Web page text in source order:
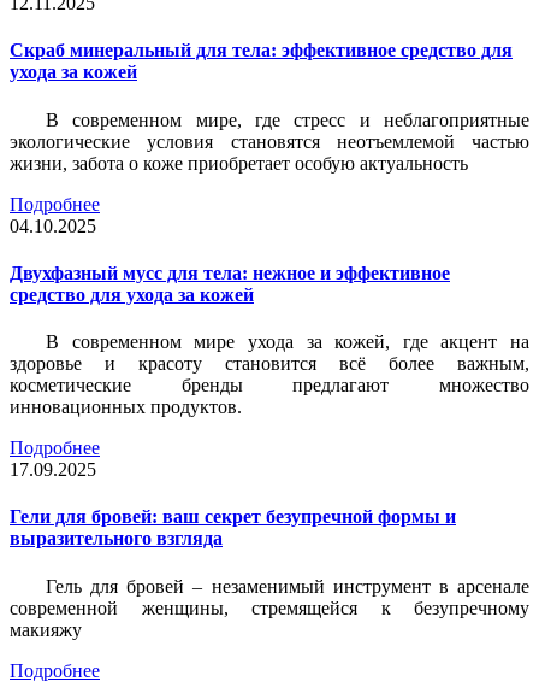
Скраб минеральный для тела: эффективное средство для
ухода за кожей
В современном мире, где стресс и неблагоприятные
экологические условия становятся неотъемлемой частью
жизни, забота о коже приобретает особую актуальность
Подробнее
04.10.2025
Двухфазный мусс для тела: нежное и эффективное
средство для ухода за кожей
В современном мире ухода за кожей, где акцент на
здоровье и красоту становится всё более важным,
косметические бренды предлагают множество
инновационных продуктов.
Подробнее
17.09.2025
Гели для бровей: ваш секрет безупречной формы и
выразительного взгляда
Гель для бровей – незаменимый инструмент в арсенале
современной женщины, стремящейся к безупречному
макияжу
Подробнее